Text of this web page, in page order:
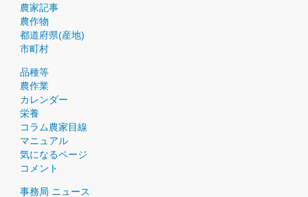
農家記事
農作物
都道府県(産地)
市町村
品種等
農作業
カレンダー
栄養
コラム農家目線
マニュアル
気になるページ
コメント
事務局 ニュース